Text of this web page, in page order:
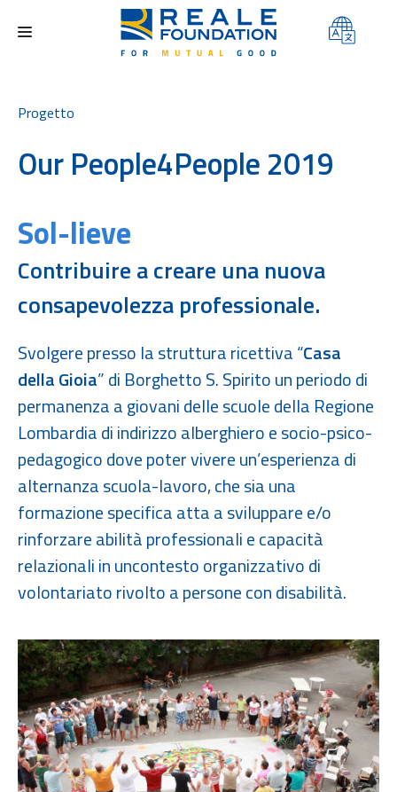
PROGETTI
MEDIA
Progetto
Our People4People 2019
Sol-lieve
Contribuire a creare una nuova
consapevolezza professionale.
Svolgere presso la struttura ricettiva “Casa
della Gioia” di Borghetto S. Spirito un periodo di
permanenza a giovani delle scuole della Regione
Lombardia di indirizzo alberghiero e socio-psico-
pedagogico dove poter vivere un’esperienza di
alternanza scuola-lavoro, che sia una
formazione specifica atta a sviluppare e/o
rinforzare abilità professionali e capacità
relazionali in uncontesto organizzativo di
volontariato rivolto a persone con disabilità.